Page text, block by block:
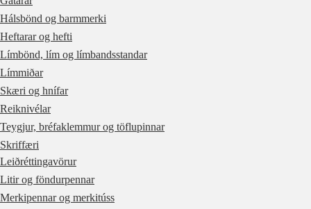
Hálsbönd og barmmerki
Heftarar og hefti
Límbönd, lím og límbandsstandar
Límmiðar
Skæri og hnífar
Reiknivélar
Teygjur, bréfaklemmur og töflupinnar
Skriffæri
Leiðréttingavörur
Litir og föndurpennar
Merkipennar og merkitúss